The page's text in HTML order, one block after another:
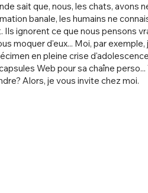
sait que, nous, les chats, avons
banale, les humains ne
Ils ignorent ce que nous pensons
moquer d'eux... Moi, par
en pleine crise
Web pour sa chaîne
Alors, je vous invite chez moi.